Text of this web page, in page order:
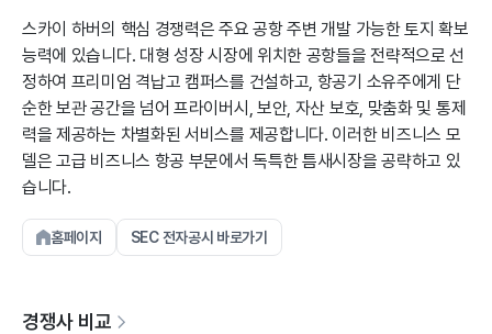
스카이 하버의 핵심 경쟁력은 주요 공항 주변 개발 가능한 토지 확보
능력에 있습니다. 대형 성장 시장에 위치한 공항들을 전략적으로 선
정하여 프리미엄 격납고 캠퍼스를 건설하고, 항공기 소유주에게 단
순한 보관 공간을 넘어 프라이버시, 보안, 자산 보호, 맞춤화 및 통제
력을 제공하는 차별화된 서비스를 제공합니다. 이러한 비즈니스 모
델은 고급 비즈니스 항공 부문에서 독특한 틈새시장을 공략하고 있
습니다.
홈페이지 SEC 전자공시 바로가기
경쟁사 비교